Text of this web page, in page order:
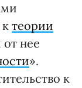
теории
нее
».
к